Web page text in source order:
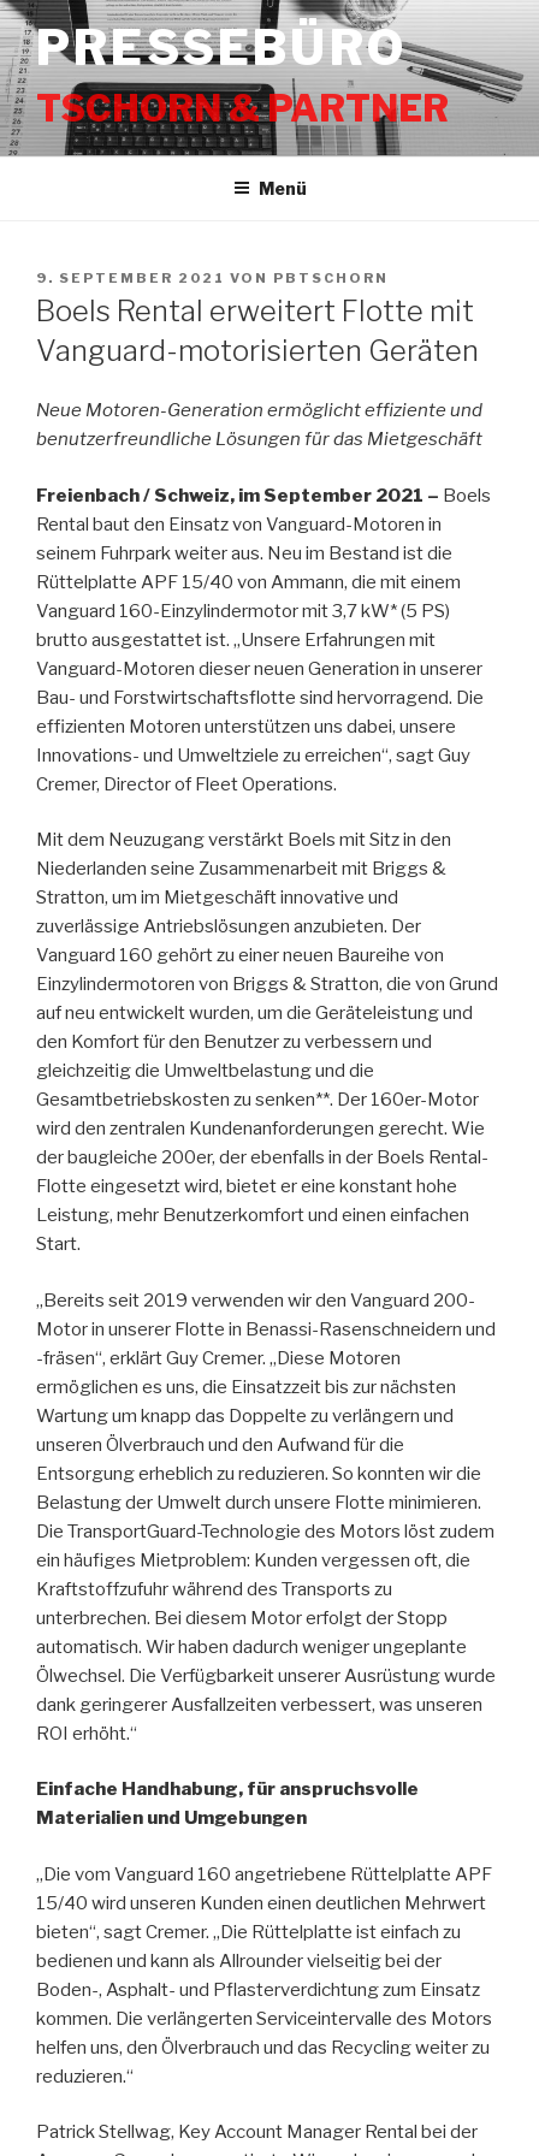
Zum
Inhalt
springenPRESSEBÜRO
TSCHORN & PARTNER
Menü
VERÖFFENTLICHT
AM
9. SEPTEMBER 2021 VON PBTSCHORN
Boels Rental erweitert Flotte mit
Vanguard-motorisierten Geräten
Neue Motoren-Generation ermöglicht effiziente und
benutzerfreundliche Lösungen für das Mietgeschäft
Freienbach / Schweiz, im September 2021 – Boels
Rental baut den Einsatz von Vanguard-Motoren in
seinem Fuhrpark weiter aus. Neu im Bestand ist die
Rüttelplatte APF 15/40 von Ammann, die mit einem
Vanguard 160-Einzylindermotor mit 3,7 kW* (5 PS)
brutto ausgestattet ist. „Unsere Erfahrungen mit
Vanguard-Motoren dieser neuen Generation in unserer
Bau- und Forstwirtschaftsflotte sind hervorragend. Die
effizienten Motoren unterstützen uns dabei, unsere
Innovations- und Umweltziele zu erreichen“, sagt Guy
Cremer, Director of Fleet Operations.
Mit dem Neuzugang verstärkt Boels mit Sitz in den
Niederlanden seine Zusammenarbeit mit Briggs &
Stratton, um im Mietgeschäft innovative und
zuverlässige Antriebslösungen anzubieten. Der
Vanguard 160 gehört zu einer neuen Baureihe von
Einzylindermotoren von Briggs & Stratton, die von Grund
auf neu entwickelt wurden, um die Geräteleistung und
den Komfort für den Benutzer zu verbessern und
gleichzeitig die Umweltbelastung und die
Gesamtbetriebskosten zu senken**. Der 160er-Motor
wird den zentralen Kundenanforderungen gerecht. Wie
der baugleiche 200er, der ebenfalls in der Boels Rental-
Flotte eingesetzt wird, bietet er eine konstant hohe
Leistung, mehr Benutzerkomfort und einen einfachen
Start.
„Bereits seit 2019 verwenden wir den Vanguard 200-
Motor in unserer Flotte in Benassi-Rasenschneidern und
-fräsen“, erklärt Guy Cremer. „Diese Motoren
ermöglichen es uns, die Einsatzzeit bis zur nächsten
Wartung um knapp das Doppelte zu verlängern und
unseren Ölverbrauch und den Aufwand für die
Entsorgung erheblich zu reduzieren. So konnten wir die
Belastung der Umwelt durch unsere Flotte minimieren.
Die TransportGuard-Technologie des Motors löst zudem
ein häufiges Mietproblem: Kunden vergessen oft, die
Kraftstoffzufuhr während des Transports zu
unterbrechen. Bei diesem Motor erfolgt der Stopp
automatisch. Wir haben dadurch weniger ungeplante
Ölwechsel. Die Verfügbarkeit unserer Ausrüstung wurde
dank geringerer Ausfallzeiten verbessert, was unseren
ROI erhöht.“
Einfache Handhabung, für anspruchsvolle
Materialien und Umgebungen
„Die vom Vanguard 160 angetriebene Rüttelplatte APF
15/40 wird unseren Kunden einen deutlichen Mehrwert
bieten“, sagt Cremer. „Die Rüttelplatte ist einfach zu
bedienen und kann als Allrounder vielseitig bei der
Boden-, Asphalt- und Pflasterverdichtung zum Einsatz
kommen. Die verlängerten Serviceintervalle des Motors
helfen uns, den Ölverbrauch und das Recycling weiter zu
reduzieren.“
Patrick Stellwag, Key Account Manager Rental bei der